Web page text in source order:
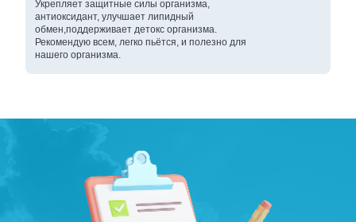
Укрепляет защитные силы организма,
антиоксидант, улучшает липидный
обмен,поддерживает детокс организма.
Рекомендую всем, легко пьётся, и полезно для
нашего организма.